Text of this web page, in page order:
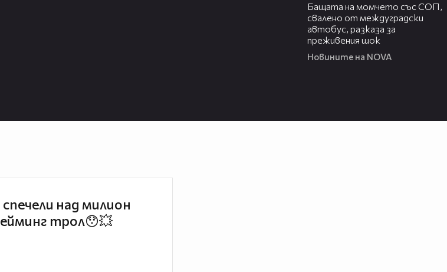
Бащата на момчето със СОП,
свалено от междуградски
автобус, разказа за
преживения шок
Новините на NOVA
над милион
трол😯💥